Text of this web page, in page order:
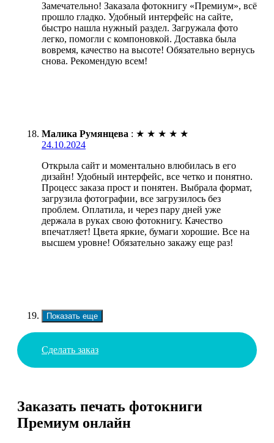
Замечательно! Заказала фотокнигу «Премиум», всё
прошло гладко. Удобный интерфейс на сайте,
быстро нашла нужный раздел. Загружала фото
легко, помогли с компоновкой. Доставка была
вовремя, качество на высоте! Обязательно вернусь
снова. Рекомендую всем!
Малика Румянцева : ★ ★ ★ ★ ★
24.10.2024
Открыла сайт и моментально влюбилась в его
дизайн! Удобный интерфейс, все четко и понятно.
Процесс заказа прост и понятен. Выбрала формат,
загрузила фотографии, все загрузилось без
проблем. Оплатила, и через пару дней уже
держала в руках свою фотокнигу. Качество
впечатляет! Цвета яркие, бумаги хорошие. Все на
высшем уровне! Обязательно закажу еще раз!
Показать еще
Сделать заказ
Заказать печать фотокниги
Премиум онлайн